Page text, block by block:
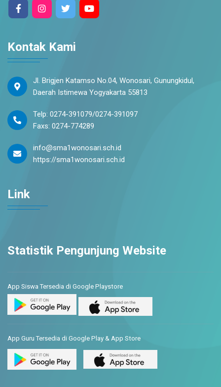
Kontak Kami
Jl. Brigjen Katamso No.04, Wonosari, Gunungkidul,
Daerah Istimewa Yogyakarta 55813
Telp: 0274-391079/0274-391097
Faxs: 0274-774289
info@sma1wonosari.sch.id
https://sma1wonosari.sch.id
Link
Statistik Pengunjung Website
App Siswa Tersedia di Google Playstore
App Guru Tersedia di Google Play & App Store